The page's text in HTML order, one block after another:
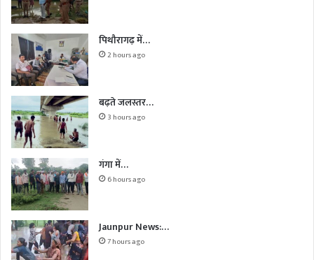
पिथौरागढ़ में…
2 hours ago
बढ़ते जलस्तर…
3 hours ago
गंगा में…
6 hours ago
Jaunpur News:…
7 hours ago